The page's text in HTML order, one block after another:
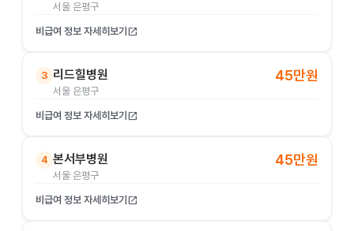
서울 은평구
비급여 정보 자세히보기 open_in_new
3 리드힐병원
서울 은평구
45만원
비급여 정보 자세히보기 open_in_new
4 본서부병원
서울 은평구
45만원
비급여 정보 자세히보기 open_in_new